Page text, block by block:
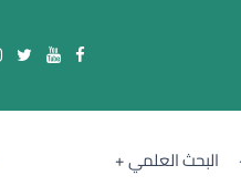
البحث العلمي